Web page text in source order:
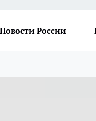
Новости России